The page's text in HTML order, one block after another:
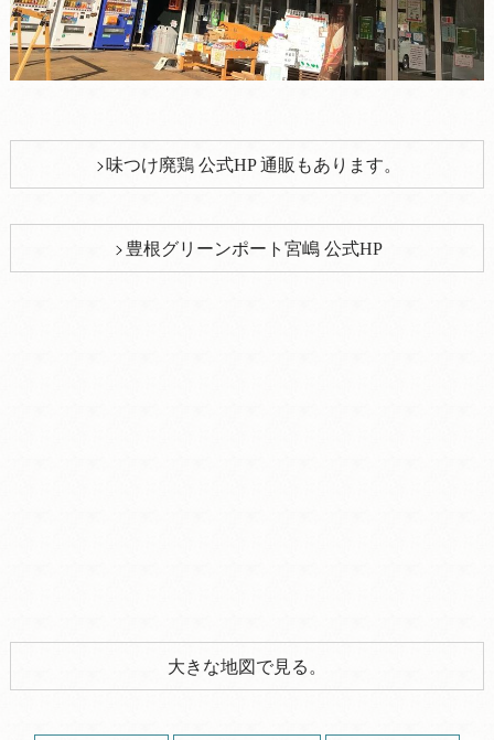
味つけ廃鶏 公式HP 通販もあります。
豊根グリーンポート宮嶋 公式HP
大きな地図で見る。